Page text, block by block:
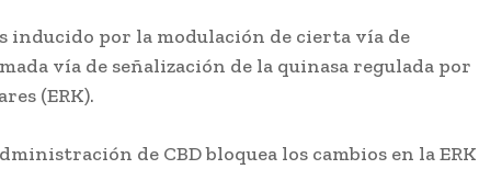
inducido por la modulación de cierta vía de
vía de señalización de la quinasa regulada por
(ERK).
de CBD bloquea los cambios en la ERK